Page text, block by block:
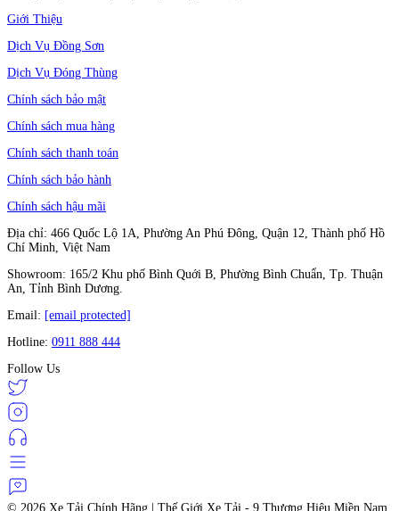
Giới Thiệu
Dịch Vụ Đồng Sơn
Dịch Vụ Đóng Thùng
Chính sách bảo mật
Chính sách mua hàng
Chính sách thanh toán
Chính sách bảo hành
Chính sách hậu mãi
Địa chỉ: 466 Quốc Lộ 1A, Phường An Phú Đông, Quận 12, Thành phố Hồ
Chí Minh, Việt Nam
Showroom: 165/2 Khu phố Bình Quới B, Phường Bình Chuẩn, Tp. Thuận
An, Tỉnh Bình Dương.
Email: [email protected]
Hotline: 0911 888 444
Follow Us
© 2026 Xe Tải Chính Hãng | Thế Giới Xe Tải - 9 Thương Hiệu Miền Nam